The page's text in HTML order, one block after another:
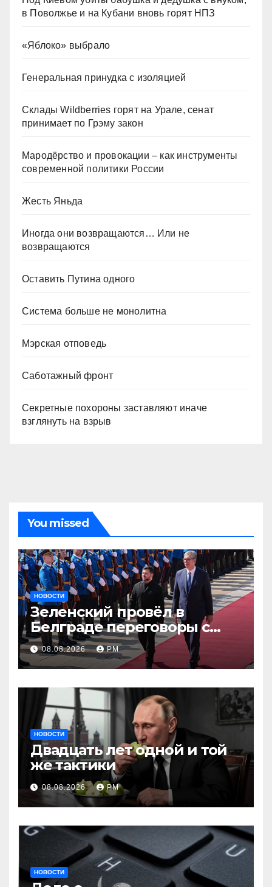
в Поволжье и на Кубани вновь горят НПЗ
«Яблоко» выбрало
Генеральная принудка с изоляцией
Склады Wildberries горят на Урале, сенат
принимает по Грэму закон
Мародёрство и провокации – как инструменты
современной политики России
Жесть Яньда
Иногда они возвращаются… Или не
возвращаются
Оставить Путина одного
Система больше не монолитна
Мэрская отповедь
Саботажный фронт
Секретные похороны заставляют иначе
взглянуть на взрыв
You missed
НОВОСТИ
Зеленский провёл в
Белграде переговоры с
Вучичем
08.08.2026 РМ
НОВОСТИ
Двадцать лет одной и той
же тактики
08.08.2026 РМ
НОВОСТИ